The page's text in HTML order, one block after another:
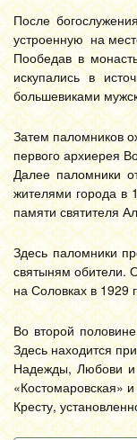
После
устроенную на
Пообедав в
искупались в
большевиками
Затем паломников
первого архиерея
Далее паломники
жителями города в
памяти святителя
Здесь паломники
святыням обители.
на Соловках в 1929
Во второй
Здесь находится
Надежды, Любови и
«Костомаровская»
Кресту,